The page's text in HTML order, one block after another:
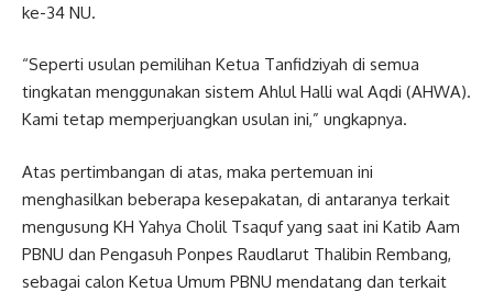
ke-34 NU.
“Seperti usulan pemilihan Ketua Tanfidziyah di semua
tingkatan menggunakan sistem Ahlul Halli wal Aqdi (AHWA).
Kami tetap memperjuangkan usulan ini,” ungkapnya.
Atas pertimbangan di atas, maka pertemuan ini
menghasilkan beberapa kesepakatan, di antaranya terkait
mengusung KH Yahya Cholil Tsaquf yang saat ini Katib Aam
PBNU dan Pengasuh Ponpes Raudlarut Thalibin Rembang,
sebagai calon Ketua Umum PBNU mendatang dan terkait